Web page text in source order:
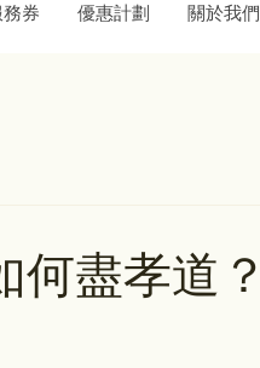
券 優惠計劃 關於我們
何盡孝道？